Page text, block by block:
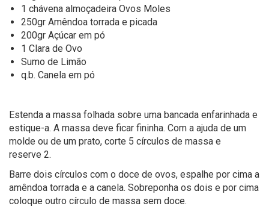
1 chávena almoçadeira Ovos Moles
250gr Amêndoa torrada e picada
200gr Açúcar em pó
1 C lara de Ovo
Sumo de Limão
q.b. Canela em pó
Estenda a massa folhada sobre uma bancada enfarinhada e
estique-a. A massa deve ficar fininha. Com a ajuda de um
molde ou de um prato, corte 5 círculos de massa e
reserve 2.
Barre dois círculos com o doce de ovos, espalhe por cima a
amêndoa torrada e a canela. Sobreponha os dois e por cima
coloque outro círculo de massa sem doce.